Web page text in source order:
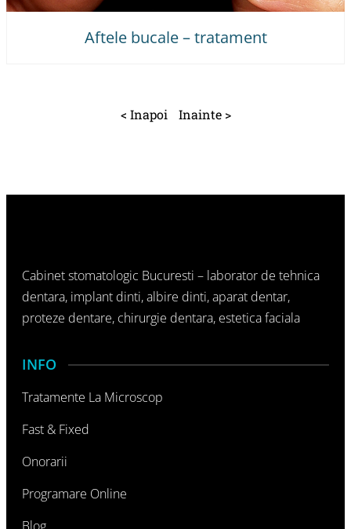
Aftele bucale – tratament
< Inapoi Inainte >
Cabinet stomatologic Bucuresti – laborator de tehnica
dentara, implant dinti, albire dinti, aparat dentar,
proteze dentare, chirurgie dentara, estetica faciala
INFO
Tratamente La Microscop
Fast & Fixed
Onorarii
Programare Online